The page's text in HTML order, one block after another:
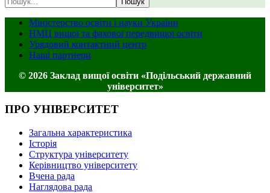
Міністерство освіти і науки України
НМЦ вищої та фахової передвищої освіти
Урядовий контактний центр
Наші партнери
© 2026 Заклад вищої освіти «Подільський державний
університет»
ПРО УНІВЕРСИТЕТ
Загальна характеристика
Історія
Структура університету
Керівництво університету
Вчена рада
Наглядова рада